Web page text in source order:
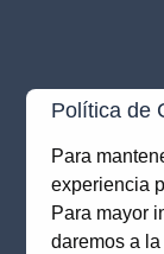
Política de
Para
experiencia
Para mayor
daremos a
Application
loading